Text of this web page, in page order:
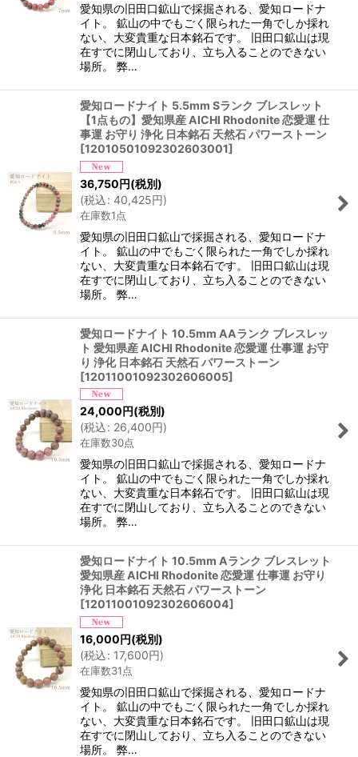
愛知県の旧田口鉱山で採掘される、愛知ロードナ
イト。 鉱山の中でもごく限られた一角でしか採れ
ない、大変貴重な日本銘石です。 旧田口鉱山は現
在すでに閉山しており、立ち入ることのできない
場所。 弊…
愛知ロードナイト 5.5mm Sランク ブレスレット
【1点もの】愛知県産 AICHI Rhodonite 恋愛運 仕
事運 お守り 浄化 日本銘石 天然石 パワーストーン
[12010501092302603001]
36,750円(税別)
(税込: 40,425円)
在庫数1点
愛知県の旧田口鉱山で採掘される、愛知ロードナ
イト。 鉱山の中でもごく限られた一角でしか採れ
ない、大変貴重な日本銘石です。 旧田口鉱山は現
在すでに閉山しており、立ち入ることのできない
場所。 弊…
愛知ロードナイト 10.5mm AAランク ブレスレッ
ト 愛知県産 AICHI Rhodonite 恋愛運 仕事運 お守
り 浄化 日本銘石 天然石 パワーストーン
[12011001092302606005]
24,000円(税別)
(税込: 26,400円)
在庫数30点
愛知県の旧田口鉱山で採掘される、愛知ロードナ
イト。 鉱山の中でもごく限られた一角でしか採れ
ない、大変貴重な日本銘石です。 旧田口鉱山は現
在すでに閉山しており、立ち入ることのできない
場所。 弊…
愛知ロードナイト 10.5mm Aランク ブレスレット
愛知県産 AICHI Rhodonite 恋愛運 仕事運 お守り
浄化 日本銘石 天然石 パワーストーン
[12011001092302606004]
16,000円(税別)
(税込: 17,600円)
在庫数31点
愛知県の旧田口鉱山で採掘される、愛知ロードナ
イト。 鉱山の中でもごく限られた一角でしか採れ
ない、大変貴重な日本銘石です。 旧田口鉱山は現
在すでに閉山しており、立ち入ることのできない
場所。 弊…